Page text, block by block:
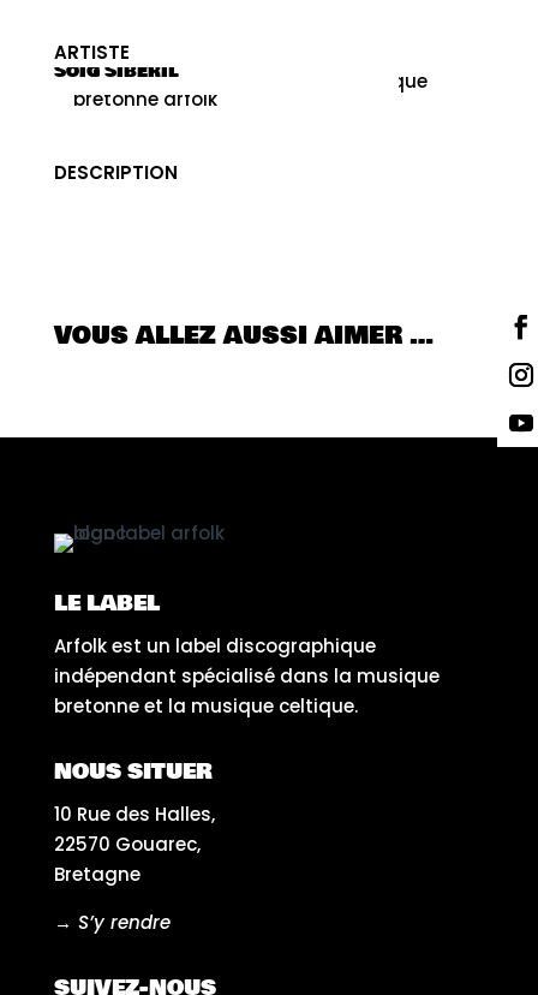
ARTISTE
SOÏG SIBÉRIL
DESCRIPTION
VOUS ALLEZ AUSSI AIMER …
LE LABEL
Arfolk est un label discographique
indépendant spécialisé dans la musique
bretonne et la musique celtique.
NOUS SITUER
10 Rue des Halles,
22570 Gouarec,
Bretagne
→ S’y rendre
SUIVEZ-NOUS